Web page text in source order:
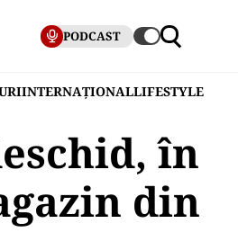
PODCAST
INTERNAȚIONALLIFESTYLE
în
din